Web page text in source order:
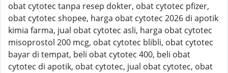
obat cytotec tanpa resep dokter, obat cytotec pfizer,
obat cytotec shopee, harga obat cytotec 2026 di apotik
kimia farma, jual obat cytotec asli, harga obat cytotec
misoprostol 200 mcg, obat cytotec blibli, obat cytotec
bayar di tempat, beli obat cytotec 400, beli obat
cytotec di apotik, obat cytotec, jual obat cytotec, obat